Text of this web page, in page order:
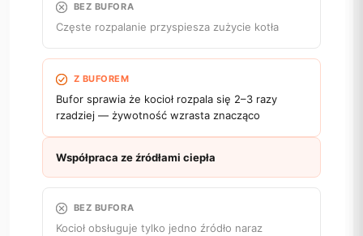
BEZ BUFORA
Częste rozpalanie przyspiesza zużycie kotła
Z BUFOREM
Bufor sprawia że kocioł rozpala się 2–3 razy
rzadziej — żywotność wzrasta znacząco
Współpraca ze źródłami ciepła
BEZ BUFORA
Kocioł obsługuje tylko jedno źródło naraz